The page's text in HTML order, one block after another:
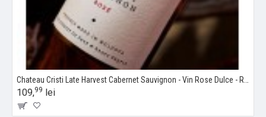
109,99 lei